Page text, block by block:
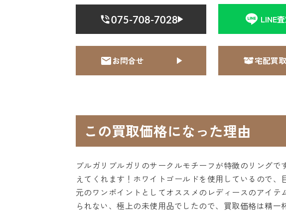
075-708-7028 LINE
お問合せ 宅配買取
この買取価格になった理由
ブルガリブルガリのサークルモチーフが特徴のリング
えてくれます！ホワイトゴールドを使用しているので
元のワンポイントとしてオススメのレディースのアイ
られない、極上の未使用品でしたので、買取価格は精一